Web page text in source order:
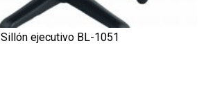
Sillón ejecutivo BL-1051